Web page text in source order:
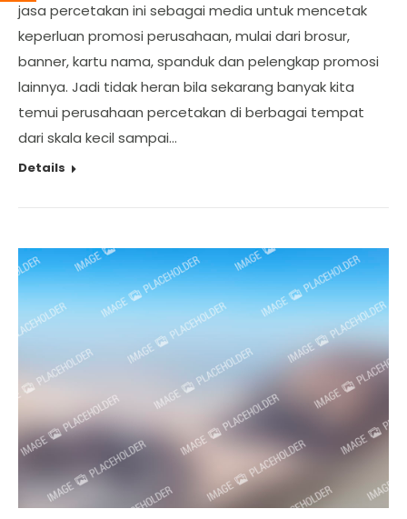
jasa percetakan ini sebagai media untuk mencetak
keperluan promosi perusahaan, mulai dari brosur,
banner, kartu nama, spanduk dan pelengkap promosi
lainnya. Jadi tidak heran bila sekarang banyak kita
temui perusahaan percetakan di berbagai tempat
dari skala kecil sampai…
Details